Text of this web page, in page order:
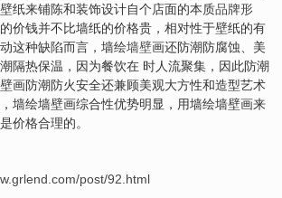
纸来铺陈和装饰设计自个店面的本质品牌形
的价钱并不比墙纸的价格贵，相对性于壁纸的有
这种缺陷而言，墙绘墙壁画还防潮防腐蚀、美
隔热保温，因为餐饮在 时人流聚集，因此防潮
画防潮防火安全还兼顾美观大方性和造型艺术
墙绘墙壁画综合性优势明显，用墙绘墙壁画来
价格合理的。
post/92.html